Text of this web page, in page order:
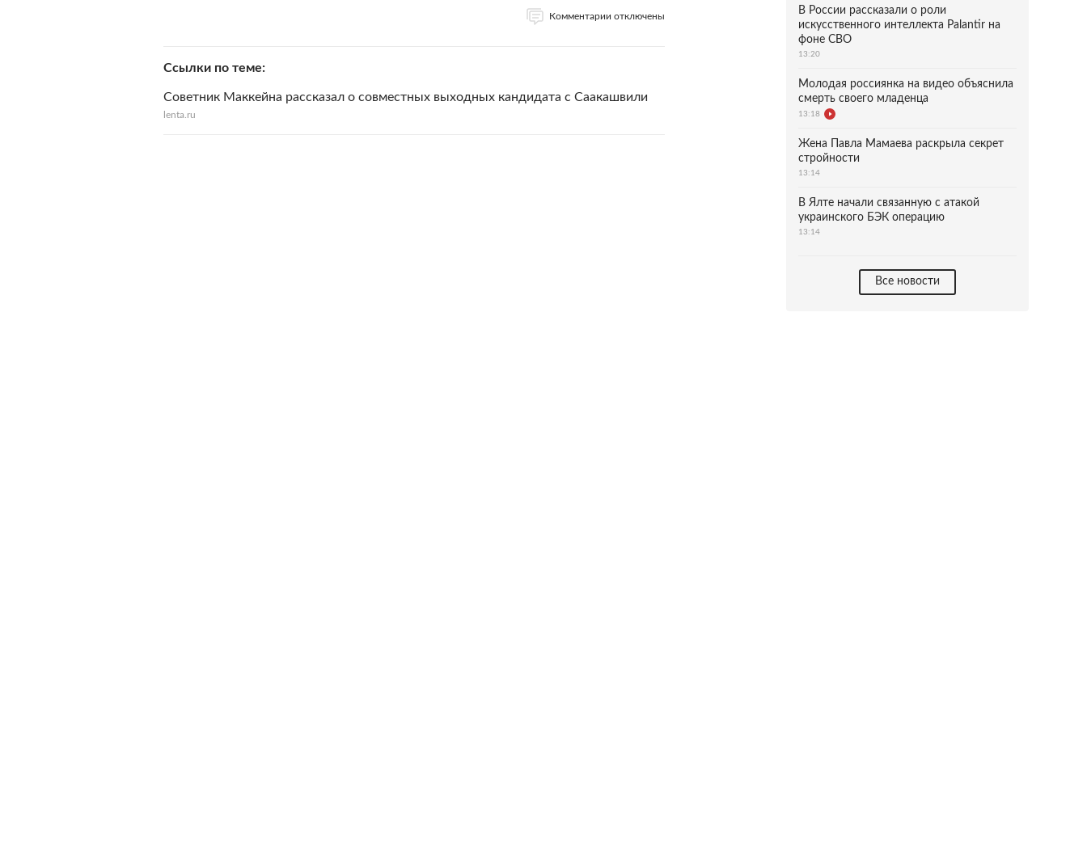
Комментарии отключены
Ссылки по теме
Советник Маккейна рассказал о совместных выходных кандидата с Саакашвили
lenta.ru
В России рассказали о роли
искусственного интеллекта Palantir на
фоне СВО
13:20
Молодая россиянка на видео объяснила
смерть своего младенца
13:18
Жена Павла Мамаева раскрыла секрет
стройности
13:14
В Ялте начали связанную с атакой
украинского БЭК операцию
13:14
Все новости